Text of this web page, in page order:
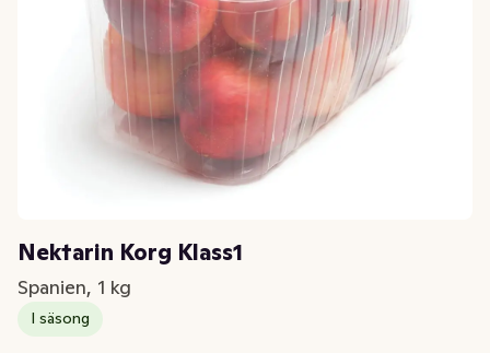
Nektarin Korg Klass1
Spanien, 1 kg
I säsong